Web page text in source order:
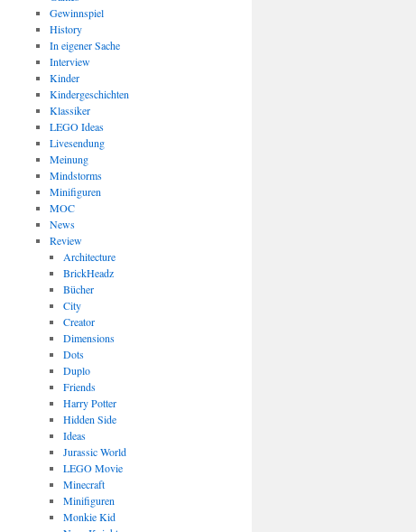
Gewinnspiel
History
In eigener Sache
Interview
Kinder
Kindergeschichten
Klassiker
LEGO Ideas
Livesendung
Meinung
Mindstorms
Minifiguren
MOC
News
Review
Architecture
BrickHeadz
Bücher
City
Creator
Dimensions
Dots
Duplo
Friends
Harry Potter
Hidden Side
Ideas
Jurassic World
LEGO Movie
Minecraft
Minifiguren
Monkie Kid